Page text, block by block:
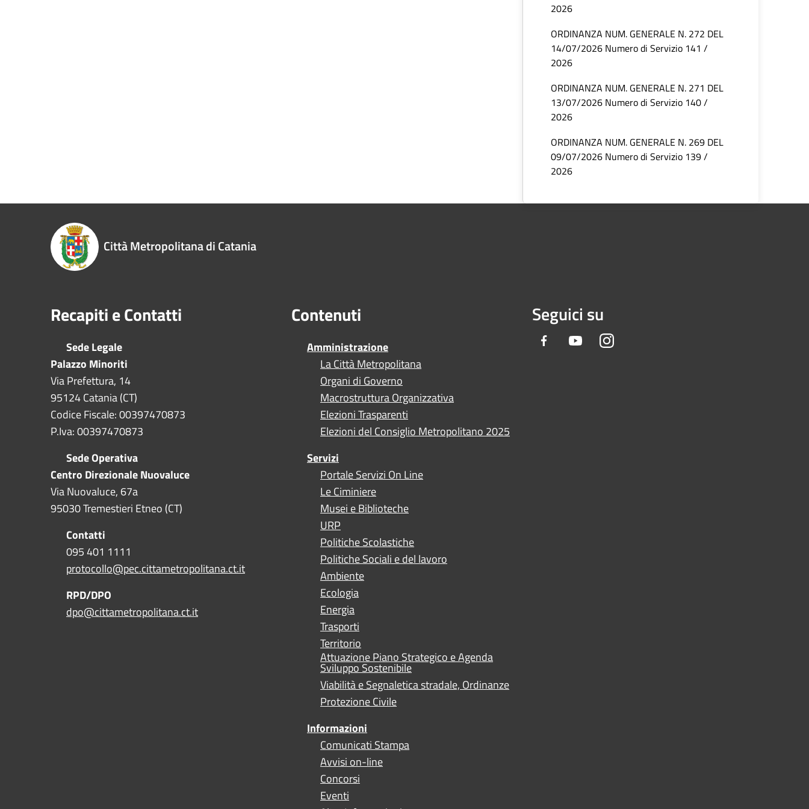
2026
ORDINANZA NUM. GENERALE N. 272 DEL
14/07/2026 Numero di Servizio 141 /
2026
ORDINANZA NUM. GENERALE N. 271 DEL
13/07/2026 Numero di Servizio 140 /
2026
ORDINANZA NUM. GENERALE N. 269 DEL
09/07/2026 Numero di Servizio 139 /
2026
Città Metropolitana di Catania
Recapiti e Contatti
Sede Legale
Palazzo Minoriti
Via Prefettura, 14
95124 Catania (CT)
Codice Fiscale: 00397470873
P.Iva: 00397470873
Sede Operativa
Centro Direzionale Nuovaluce
Via Nuovaluce, 67a
95030 Tremestieri Etneo (CT)
Contatti
095 401 1111
protocollo@pec.cittametropolitana.ct.it
RPD/DPO
dpo@cittametropolitana.ct.it
Contenuti
Amministrazione
La Città Metropolitana
Organi di Governo
Macrostruttura Organizzativa
Elezioni Trasparenti
Elezioni del Consiglio Metropolitano 2025
Servizi
Portale Servizi On Line
Le Ciminiere
Musei e Biblioteche
URP
Politiche Scolastiche
Politiche Sociali e del lavoro
Ambiente
Ecologia
Energia
Trasporti
Territorio
Attuazione Piano Strategico e Agenda
Sviluppo Sostenibile
Viabilità e Segnaletica stradale, Ordinanze
Protezione Civile
Informazioni
Comunicati Stampa
Avvisi on-line
Concorsi
Eventi
Seguici su
Facebook YoutubeInstagram